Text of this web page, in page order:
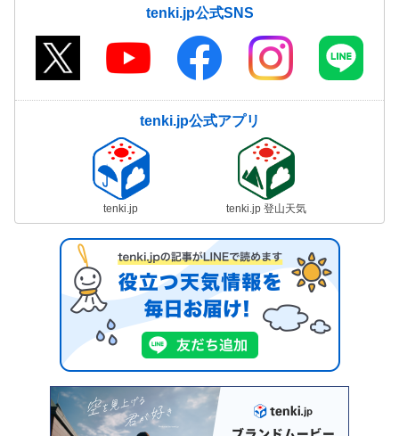
tenki.jp公式SNS
tenki.jp公式アプリ
tenki.jp tenki.jp 登山天気